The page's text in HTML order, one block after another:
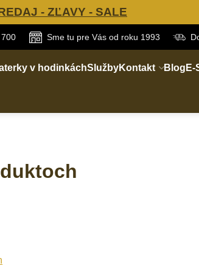
- ZĽAVY - SALE
Sme tu pre Vás od roku 1993
v hodinkáchSlužbyKontakt Blog E-